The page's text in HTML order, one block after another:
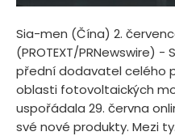
Sia-men (Čína) 2.
(PROTEXT/PRNewswire)
přední dodavatel celého
oblasti fotovoltaických
uspořádala 29. června
své nové produkty. Mezi